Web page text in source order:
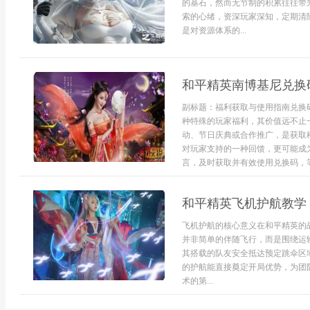
的基石，然而无节制的积累往往
索的心绪，资深玩家深知，定期
是对资源体系的...
和平精英南博基尼兑
副标题：福利获取与使用指南兑
种特殊的玩家福利，其价值远不
动、节日庆典或合作推广，是获
对玩家支持的一种回馈，更可能
言，及时获取并有效使用兑换码，
和平精英飞机护航教
飞机护航的核心意义在和平精英
并非简单的伴随飞行，而是围绕
其搭载的队友安全抵达预定跳伞
的护航能直接奠定开局优势，为
术的第...